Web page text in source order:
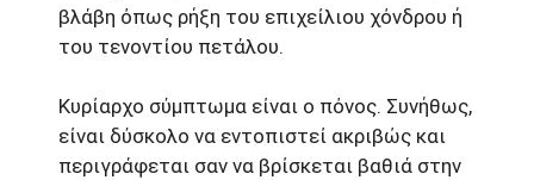
βλάβη όπως ρήξη του επιχείλιου χόνδρου ή
του τενοντίου πετάλου.
Κυρίαρχο σύμπτωμα είναι ο πόνος. Συνήθως,
είναι δύσκολο να εντοπιστεί ακριβώς και
περιγράφεται σαν να βρίσκεται βαθιά στην